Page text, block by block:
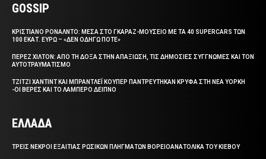
GOSSIP
ΚΡΙΣΤΙΑΝΟ ΡΟΝΑΛΝΤΟ: ΜΕΣΑ ΣΤΟ ΓΚΑΡΑΖ-ΜΟΥΣΕΙΟ ΜΕ ΤΑ 40 SUPERCARS ΤΩΝ
100 ΕΚΑΤ. ΕΥΡΩ – «ΔΕΝ ΟΔΗΓΩ ΠΟΤΕ»
ΠΕΡΕΖ ΧΙΛΤΟΝ: ΑΠΟ ΤΗ ΔΟΞΑ ΣΤΗΝ ΑΠΑΞΙΩΣΗ, ΤΙΣ ΔΗΜΟΣΙΕΣ ΣΥΓΓΝΩΜΕΣ ΚΑΙ ΤΟΝ
ΑΥΤΟΤΡΑΥΜΑΤΙΣΜΟ
ΤΖΙΤΖΙ ΧΑΝΤΙΝΤ ΚΑΙ ΜΠΡΑΝΤΛΕΪ ΚΟΥΠΕΡ ΠΑΝΤΡΕΥΤΗΚΑΝ ΚΡΥΦΑ ΣΤΗ ΝΕΑ ΥΟΡΚΗ
-ΟΙ ΒΕΡΕΣ ΚΑΙ ΤΟ ΛΑΜΠΕΡΟ ΔΕΙΠΝΟ
ΕΛΛΑΔΑ
ΤΡΕΙΣ ΝΕΚΡΟΙ ΕΞΑΙΤΙΑΣ ΡΩΣΙΚΩΝ ΠΛΗΓΜΑΤΩΝ ΒΟΡΕΙΟΑΝΑΤΟΛΙΚΑ ΤΟΥ ΚΙΕΒΟΥ